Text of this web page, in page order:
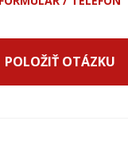
POLOŽIŤ OTÁZKU